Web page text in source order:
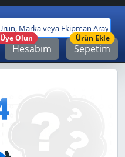
Hesabım
Üye Olun
Sepetim
Ürün Ekle